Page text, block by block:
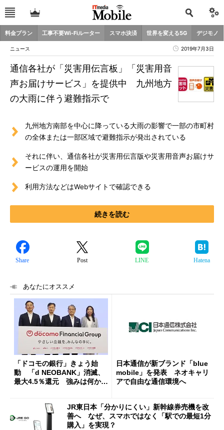
料金プラン 工事不要Wi-Fiルーター スマホ決済 世界を変える5G デジモノ
ニュース 2019年7月3日
通信各社が「災害用伝言板」「災害用音
声お届けサービス」を提供中 九州地方
の大雨に伴う避難指示で
九州地方南部を中心に降っている大雨の影響で一部の市町村
の全体または一部区域で避難指示が発出されている
それに伴い、通信各社が災害用伝言版や災害用音声お届けサ
ービスの運用を開始
利用方法などはWebサイトで確認できる
続きを読む
Share Post LINE Hatena
あなたにオススメ
「ドコモの銀行」きょう始
動 「d NEOBANK」消滅、
最大4.5％還元 強みは何か解
日本通信が新ブランド「blue
mobile」を発表 ネオキャリ
アで自由な通信環境へ
JR東日本「分かりにくい」新幹線券売機を改
善へ なぜ、スマホではなく「駅での最短1分
購入」を実現？